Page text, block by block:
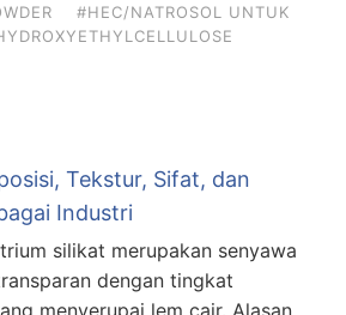
#HEC/NATROSOL UNTUK
Tekstur, Sifat, dan
Industri
silikat merupakan senyawa
dengan tingkat
menyerupai lem cair. Alasan